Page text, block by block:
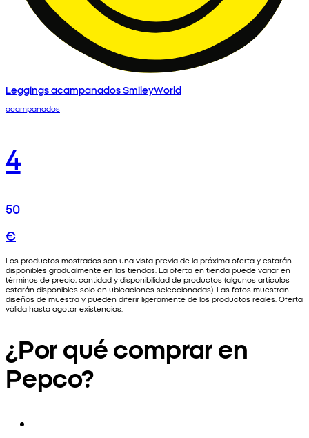
Leggings acampanados SmileyWorld
acampanados
4
50
€
Los productos mostrados son una vista previa de la próxima oferta y estarán
disponibles gradualmente en las tiendas. La oferta en tienda puede variar en
términos de precio, cantidad y disponibilidad de productos (algunos artículos
estarán disponibles solo en ubicaciones seleccionadas). Las fotos muestran
diseños de muestra y pueden diferir ligeramente de los productos reales. Oferta
válida hasta agotar existencias.
¿Por qué comprar en
Pepco?